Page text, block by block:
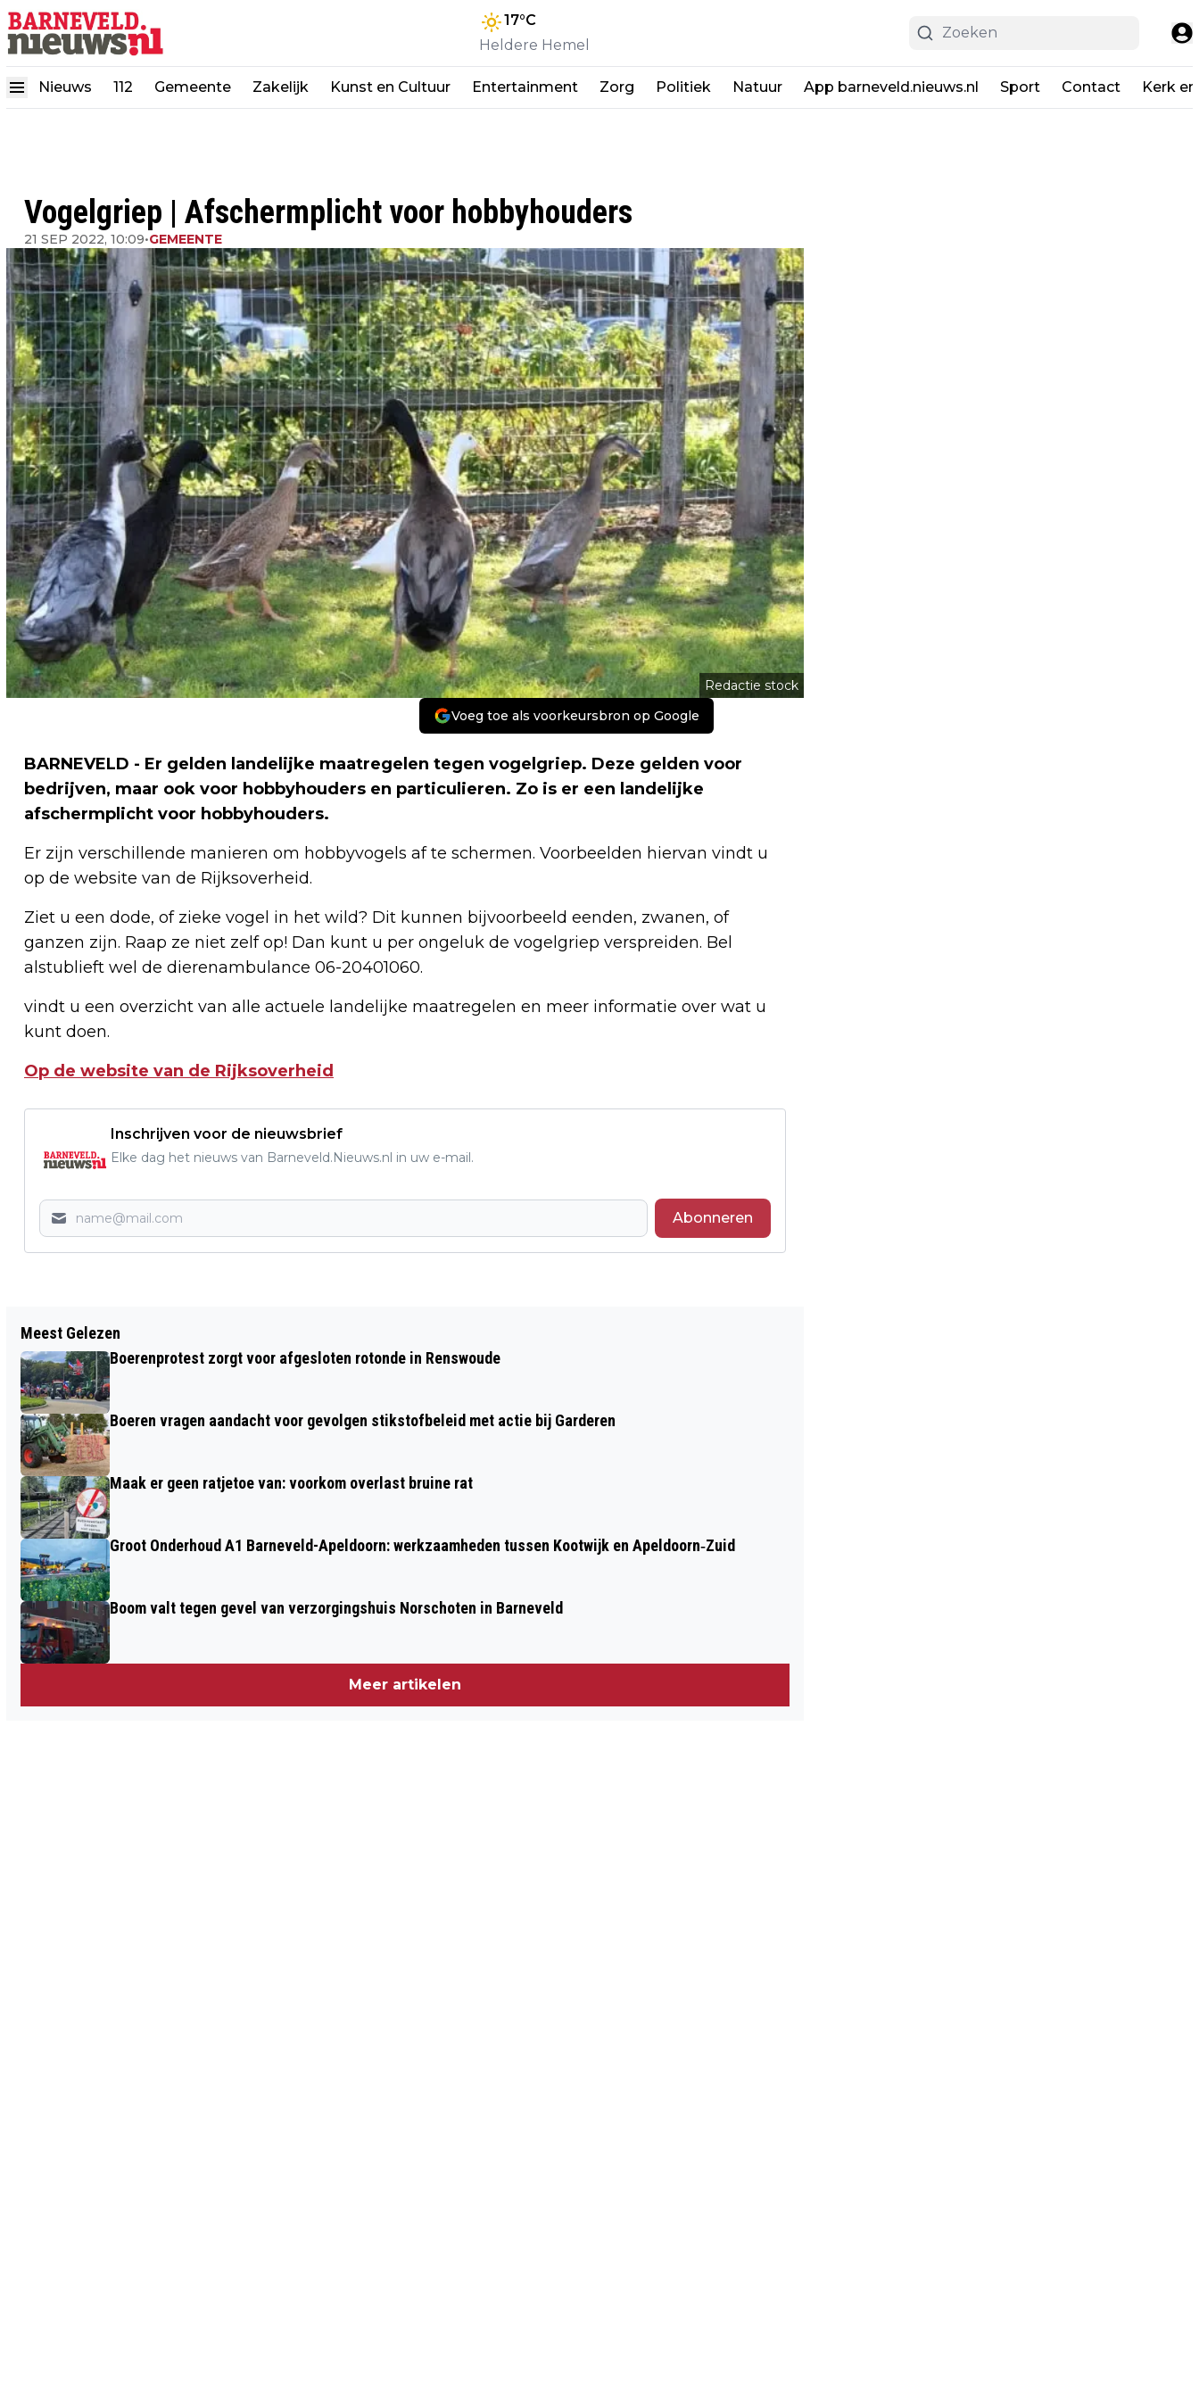
17°C
Heldere Hemel
Nieuws 112 Gemeente Zakelijk Kunst en Cultuur Entertainment Zorg Politiek Natuur App barneveld.nieuws.nl Sport Contact Kerk
Vogelgriep | Afschermplicht voor hobbyhouders
21 SEP 2022, 10:09•GEMEENTE
Redactie stock
Voeg toe als voorkeursbron op Google
BARNEVELD - Er gelden landelijke maatregelen tegen vogelgriep. Deze gelden voor
bedrijven, maar ook voor hobbyhouders en particulieren. Zo is er een landelijke
afschermplicht voor hobbyhouders.
Er zijn verschillende manieren om hobbyvogels af te schermen. Voorbeelden hiervan vindt u
op de website van de Rijksoverheid.
Ziet u een dode, of zieke vogel in het wild? Dit kunnen bijvoorbeeld eenden, zwanen, of
ganzen zijn. Raap ze niet zelf op! Dan kunt u per ongeluk de vogelgriep verspreiden. Bel
alstublieft wel de dierenambulance 06-20401060.
vindt u een overzicht van alle actuele landelijke maatregelen en meer informatie over wat u
kunt doen.
Op de website van de Rijksoverheid
Inschrijven voor de nieuwsbrief
Elke dag het nieuws van Barneveld.Nieuws.nl in uw e-mail.
Abonneren
ACCU VAN QUAD VLIEGT IN BRAND BIJ
BEDRIJF IN BARNEVELD
Meest Gelezen
Boerenprotest zorgt voor afgesloten rotonde in Renswoude
Boeren vragen aandacht voor gevolgen stikstofbeleid met actie bij Garderen
Maak er geen ratjetoe van: voorkom overlast bruine rat
Groot Onderhoud A1 Barneveld-Apeldoorn: werkzaamheden tussen Kootwijk en Apeldoorn‐Zuid
Boom valt tegen gevel van verzorgingshuis Norschoten in Barneveld
Meer artikelen